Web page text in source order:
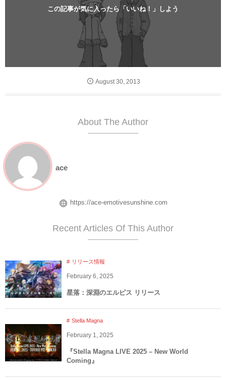
この記事が気に入ったら「いいね！」しよう
August 30 2013
About The Author
ace
https://ace-emotivesunshine.com
Recent Articles Of This Author
リリース情報
February 6, 2025
星落：深淵のエルピス リリース
Stella Magna
February 1, 2025
『Stella Magna LIVE 2025 – New World
Coming』